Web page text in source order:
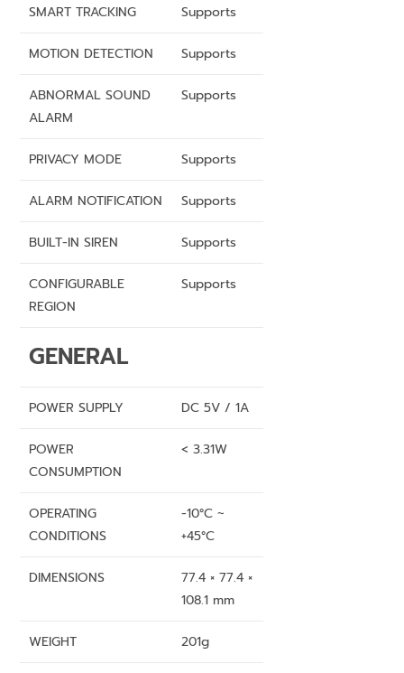
SMART TRACKING Supports
MOTION DETECTION Supports
ABNORMAL SOUND
ALARM
Supports
PRIVACY MODE Supports
ALARM NOTIFICATION Supports
BUILT-IN SIREN Supports
CONFIGURABLE
REGION
Supports
GENERAL
POWER SUPPLY DC 5V / 1A
POWER
CONSUMPTION
< 3.31W
OPERATING
CONDITIONS
-10°C ~
+45°C
DIMENSIONS
77.4 × 77.4 ×
108.1 mm
WEIGHT 201g